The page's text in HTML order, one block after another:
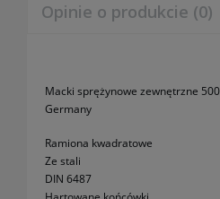
Opinie o produkcie (0)
Macki sprężynowe zewnętrzne
Germany
Ramiona kwadratowe
Ze stali
DIN 6487